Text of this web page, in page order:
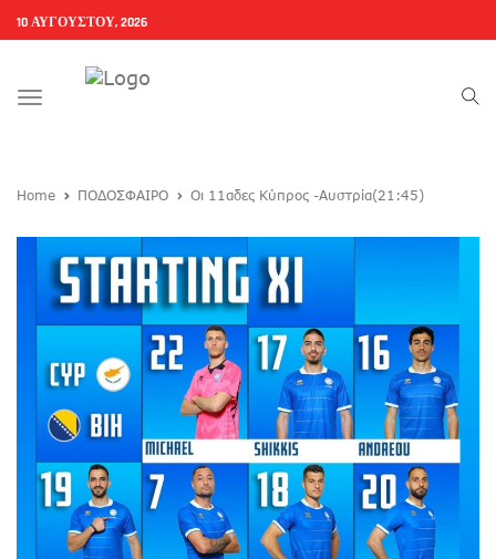
10 ΑΥΓΟΎΣΤΟΥ, 2026
Toggle
Home ΠΟΔΟΣΦΑΙΡΟ Οι 11αδες Κύπρος -Αυστρία(21:45)